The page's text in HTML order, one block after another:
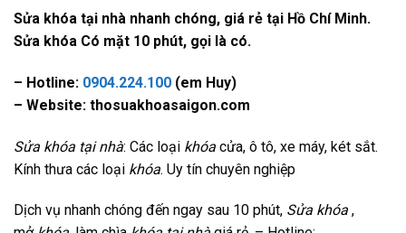
Sửa khóa tại nhà nhanh chóng, giá rẻ tại Hồ Chí Minh.
Sửa khóa Có mặt 10 phút, gọi là có.
– Hotline: 0904.224.100 (em Huy)
– Website: thosuakhoasaigon.com
Sửa khóa tại nhà: Các loại khóa cửa, ô tô, xe máy, két sắt.
Kính thưa các loại khóa. Uy tín chuyên nghiệp
Dịch vụ nhanh chóng đến ngay sau 10 phút, Sửa khóa ,